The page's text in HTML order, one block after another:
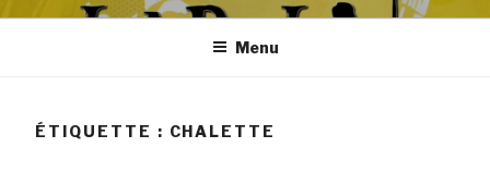
Menu
ÉTIQUETTE : CHALETTE